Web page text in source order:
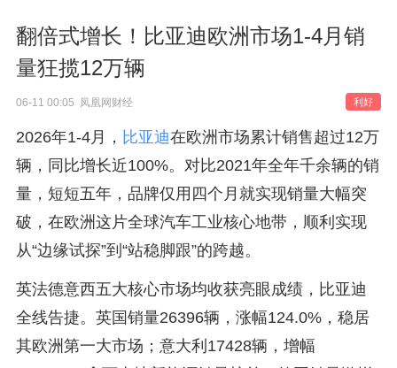
翻倍式增长！比亚迪欧洲市场1-4月销
量狂揽12万辆
06-11 00:05 凤凰网财经 利好
2026年1-4月， 比亚迪在欧洲市场累计销售超过12万
辆，同比增长近100%。对比2021年全年千余辆的销
量，短短五年，品牌仅用四个月就实现销量大幅突
破，在欧洲这片全球汽车工业核心地带，顺利实现
从“边缘试探”到“站稳脚跟”的跨越。
英法德意西五大核心市场均收获亮眼成绩，比亚迪
全线告捷。英国销量26396辆，涨幅124.0%，稳居
其欧洲第一大市场；意大利17428辆，增幅